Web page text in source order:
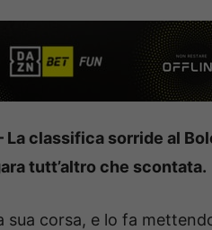
La classifica sorride al
tutt’altro che scontata.
sua corsa, e lo fa